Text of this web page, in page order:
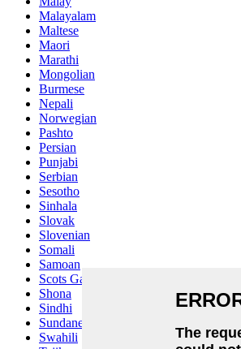
Malayalam
Maltese
Maori
Marathi
Mongolian
Burmese
Nepali
Norwegian
Pashto
Persian
Punjabi
Serbian
Sesotho
Sinhala
Slovak
Slovenian
Somali
Samoan
Scots Gaelic
Shona
Sindhi
Sundanese
Swahili